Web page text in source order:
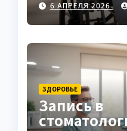
6 АПРЕЛЯ 2026
ЗДОРОВЬЕ
Запись в